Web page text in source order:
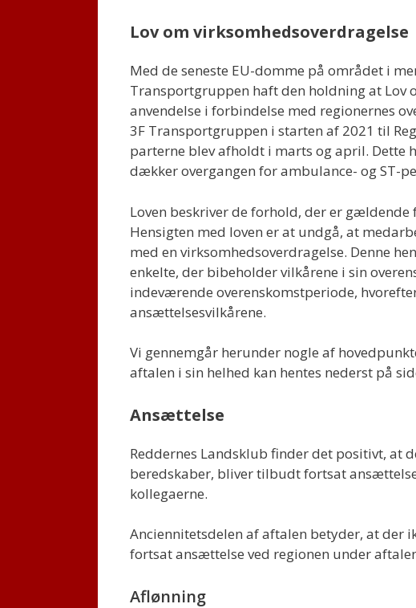
Lov om virksomhedsoverdragelse
Med de seneste EU-domme på området i
Transportgruppen haft den holdning at Lov
anvendelse i forbindelse med regionernes
3F Transportgruppen i starten af 2021 til
parterne blev afholdt i marts og april. Dette
dækker overgangen for ambulance- og ST-
Loven beskriver de forhold, der er gældende
Hensigten med loven er at undgå, at
med en virksomhedsoverdragelse. Denne
enkelte, der bibeholder vilkårene i sin
indeværende overenskomstperiode,
ansættelsesvilkårene.
Vi gennemgår herunder nogle af
aftalen i sin helhed kan hentes nederst på
Ansættelse
Reddernes Landsklub finder det positivt, at
beredskaber, bliver tilbudt fortsat
kollegaerne.
Anciennitetsdelen af aftalen betyder, at der
fortsat ansættelse ved regionen under
Aflønning